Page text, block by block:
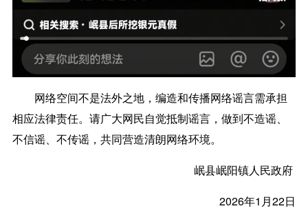
网络空间不是法外之地，编造和传播网络谣言需承担
相应法律责任。请广大网民自觉抵制谣言，做到不造谣、
不信谣、不传谣，共同营造清朗网络环境。
岷县岷阳镇人民政府
2026年1月22日